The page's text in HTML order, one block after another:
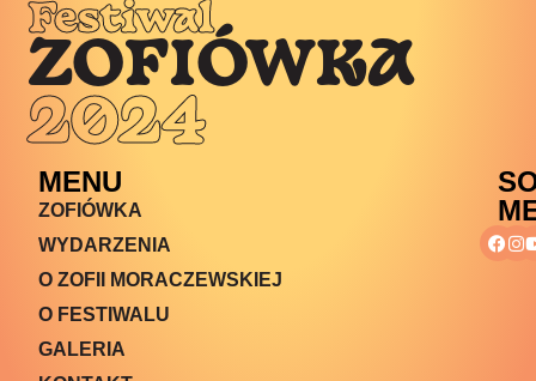
Festiwal
ZOFIÓWKA
2024
MENU
ZOFIÓWKA
WYDARZENIA
O ZOFII MORACZEWSKIEJ
O FESTIWALU
GALERIA